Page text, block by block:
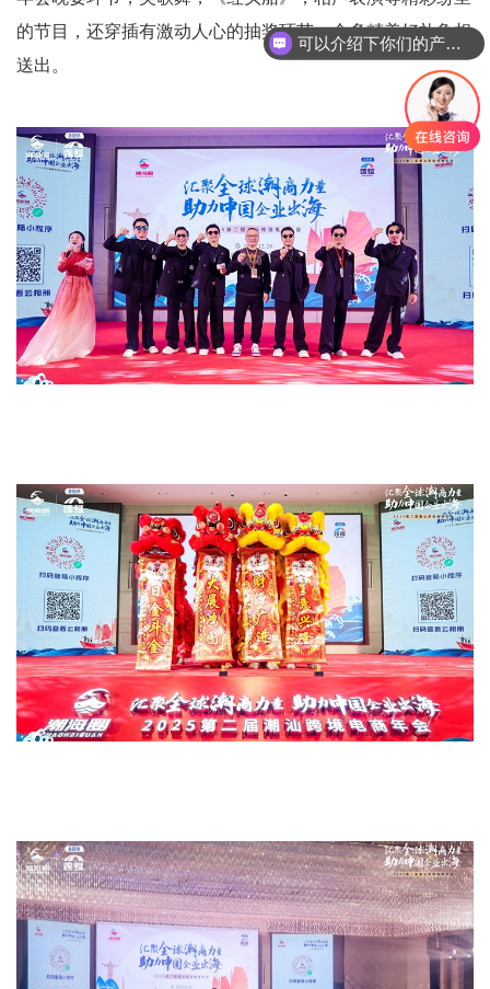
的节目，还穿插有激动人心的抽奖环节，众多精美好礼争相
送出。
你们是怎么收费的呢